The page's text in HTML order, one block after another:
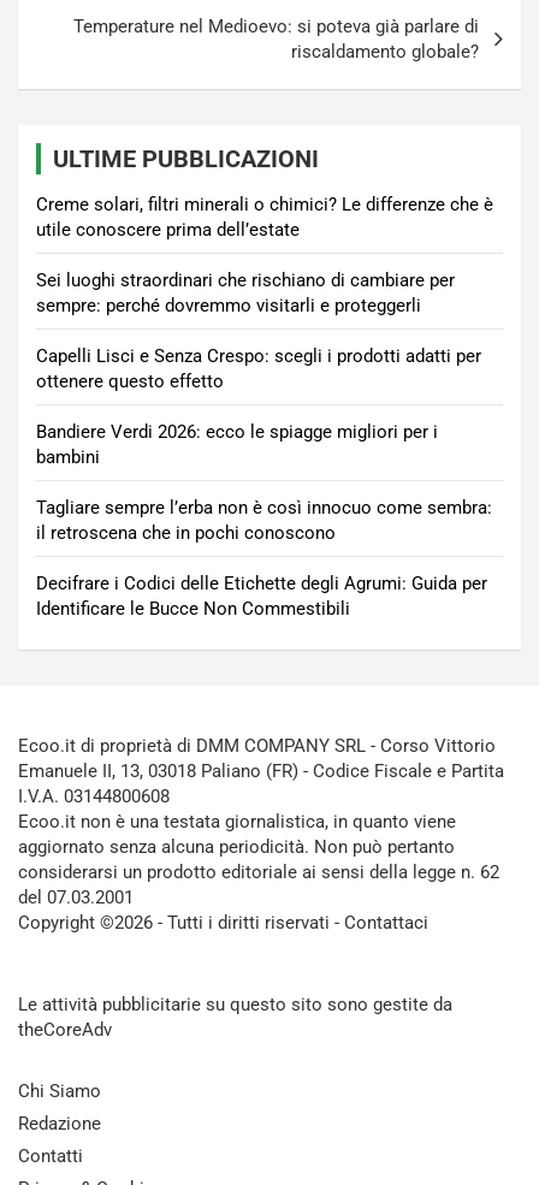
Temperature nel Medioevo: si poteva già parlare di
riscaldamento globale?
ULTIME PUBBLICAZIONI
Creme solari, filtri minerali o chimici? Le differenze che è
utile conoscere prima dell’estate
Sei luoghi straordinari che rischiano di cambiare per
sempre: perché dovremmo visitarli e proteggerli
Capelli Lisci e Senza Crespo: scegli i prodotti adatti per
ottenere questo effetto
Bandiere Verdi 2026: ecco le spiagge migliori per i
bambini
Tagliare sempre l’erba non è così innocuo come sembra:
il retroscena che in pochi conoscono
Decifrare i Codici delle Etichette degli Agrumi: Guida per
Identificare le Bucce Non Commestibili
Ecoo.it di proprietà di DMM COMPANY SRL - Corso Vittorio
Emanuele II, 13, 03018 Paliano (FR) - Codice Fiscale e Partita
I.V.A. 03144800608
Ecoo.it non è una testata giornalistica, in quanto viene
aggiornato senza alcuna periodicità. Non può pertanto
considerarsi un prodotto editoriale ai sensi della legge n. 62
del 07.03.2001
Copyright ©2026 - Tutti i diritti riservati - Contattaci
Le attività pubblicitarie su questo sito sono gestite da
theCoreAdv
Chi Siamo
Redazione
Contatti